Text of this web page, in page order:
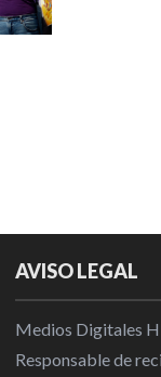
AVISO LEGAL
Medios Digitales
Responsable de